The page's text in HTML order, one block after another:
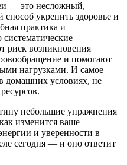
— это несложный,
укрепить здоровье и
практика и
риск возникновения
и помогают
нагрузками. И самое
условиях, не
небольшие упражнения
изменится ваше
и уверенности в
сегодня — и оно ответит